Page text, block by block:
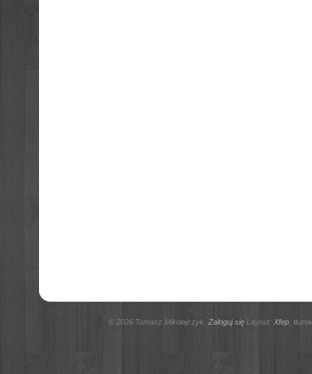
© 2026 Tomasz Mikołajczyk. Zaloguj sięLayout: Xfep,